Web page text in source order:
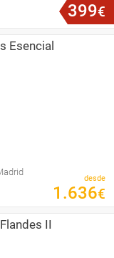
399€
Esencial
desde
1 .636€
II